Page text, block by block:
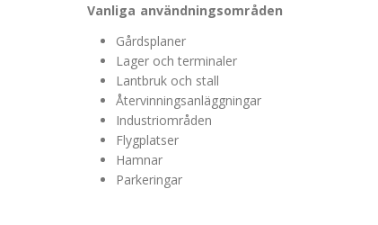
Vanliga användningsområden
Gårdsplaner
Lager och terminaler
Lantbruk och stall
Återvinningsanläggningar
Industriområden
Flygplatser
Hamnar
Parkeringar